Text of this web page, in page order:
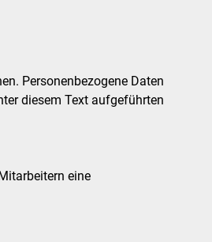
Personenbezogene Daten
diesem Text aufgeführten
eine